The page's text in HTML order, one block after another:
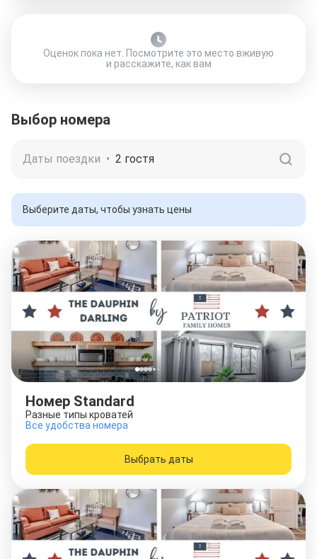
Оценок пока нет. Посмотрите это место вживую
и расскажите, как вам
Выбор номера
Даты поездки • 2 гостя
Выберите даты, чтобы узнать цены
Номер Standard
Разные типы кроватей
Все удобства номера
Выбрать даты